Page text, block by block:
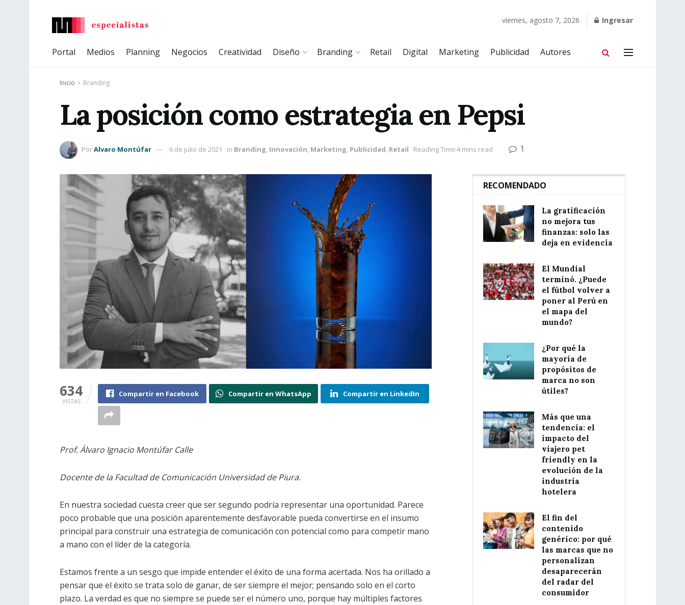
viernes, agosto 7, 2026 Ingresar
Portal Medios Planning Negocios Creatividad Diseño Branding Retail Digital Marketing Publicidad Autores
Inicio Branding
La posición como estrategia en Pepsi
PorAlvaro Montúfar 6 de julio de 2021 in Branding, Innovación, Marketing, Publicidad, Retail Reading Time:4 mins read 1
634
VISTAS
Compartir en Facebook Compartir en WhatsApp Compartir en LinkedIn
Prof. Álvaro Ignacio Montúfar Calle
Docente de la Facultad de Comunicación Universidad de Piura.
En nuestra sociedad cuesta creer que ser segundo podría representar una oportunidad. Parece
poco probable que una posición aparentemente desfavorable pueda convertirse en el insumo
principal para construir una estrategia de comunicación con potencial como para competir mano
a mano con el líder de la categoría.
Estamos frente a un sesgo que impide entender el éxito de una forma acertada. Nos ha orillado a
pensar que el éxito se trata solo de ganar, de ser siempre el mejor; pensando solo en el corto
plazo. La verdad es que no siempre se puede ser el número uno, porque hay múltiples factores
RECOMENDADO
La gratificación
no mejora tus
finanzas: solo las
deja en evidencia
El Mundial
terminó. ¿Puede
el fútbol volver a
poner al Perú en
el mapa del
mundo?
¿Por qué la
mayoría de
propósitos de
marca no son
útiles?
Más que una
tendencia: el
impacto del
viajero pet
friendly en la
evolución de la
industria
hotelera
El fin del
contenido
genérico: por qué
las marcas que no
personalizan
desaparecerán
del radar del
consumidor